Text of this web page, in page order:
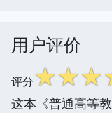
用户评价
评分☆☆☆
这本《普通高等